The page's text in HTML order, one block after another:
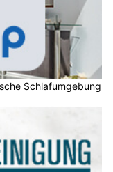
Schlafumgebung